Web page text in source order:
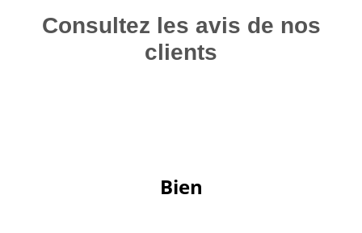
Consultez les avis de nos
clients
Bien